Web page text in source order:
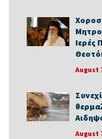
Ιερές
August
August